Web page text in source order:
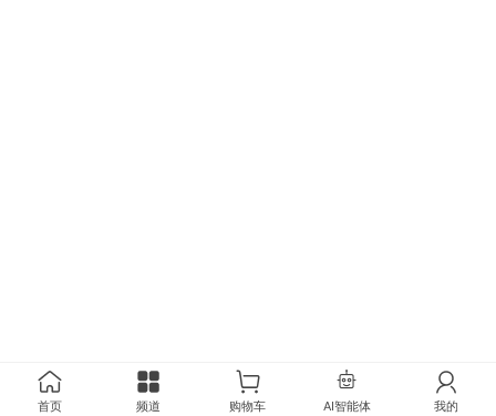
首页 频道 购物车 AI智能体 我的